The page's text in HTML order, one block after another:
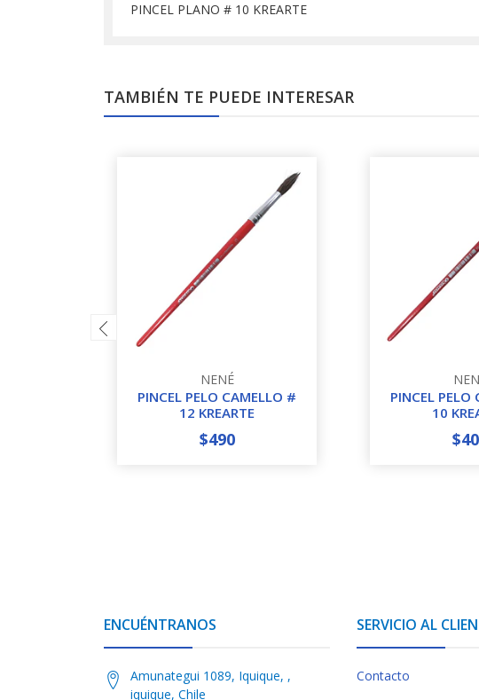
PINCEL PLANO # 10 KREARTE
TAMBIÉN TE PUEDE INTERESAR
NENÉ
PINCEL PELO CAMELLO #
12 KREARTE
+
$490
PINCEL PELO
10
ENCUÉNTRANOS
Amunategui 1089, Iquique, ,
iquique, Chile
SERVICIO AL
Contacto